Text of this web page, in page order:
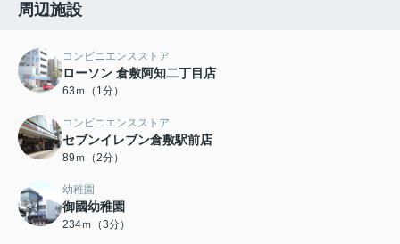
周辺施設
コンビニエンスストア
ローソン 倉敷阿知二丁目店
63ｍ（1分）
コンビニエンスストア
セブンイレブン倉敷駅前店
89ｍ（2分）
幼稚園
御國幼稚園
234ｍ（3分）